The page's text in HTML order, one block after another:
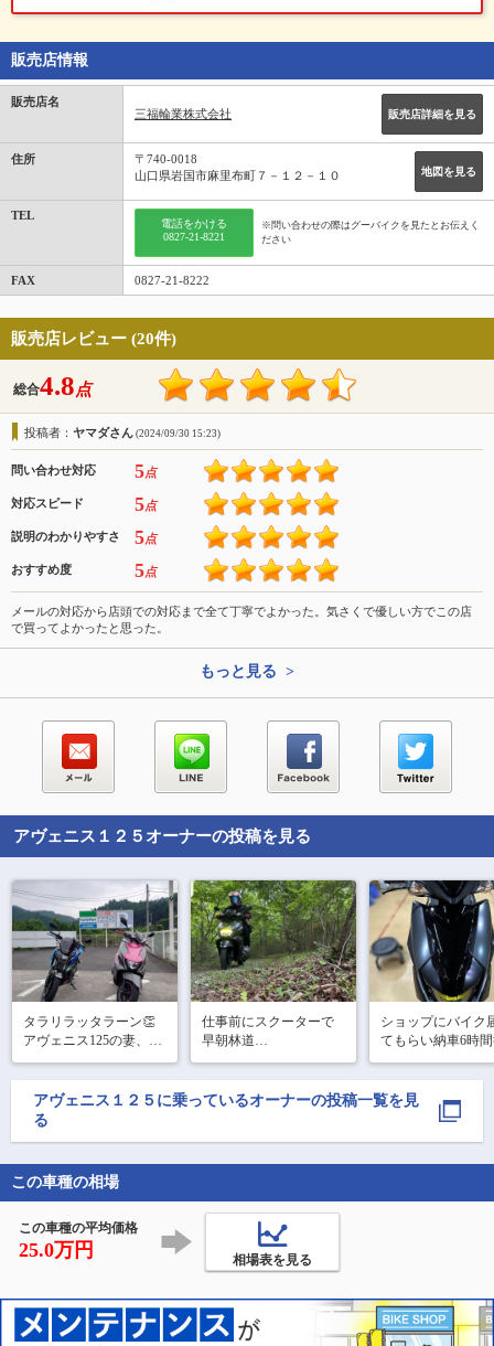
販売店情報
販売店名
三福輪業株式会社
販売店詳細を見る
住所
地図を見る
〒740-0018
山口県岩国市麻里布町７－１２－１０
TEL
電話をかける
0827-21-8221
※問い合わせの際はグーバイクを見たとお伝えく
ださい
FAX 0827-21-8222
販売店レビュー (20件)
総合4.8点
投稿者： ヤマダさん (2024/09/30 15:23)
問い合わせ対応 5点
対応スピード 5点
説明のわかりやすさ 5点
おすすめ度 5点
メールの対応から店頭での対応まで全て丁寧でよかった。気さくで優しい方でこの店
で買ってよかったと思った。
もっと見る >
アヴェニス１２５ オーナーの投稿を見る
タラリラッタラーン👏
アヴェニス125の妻、芦
ヶ久保道の駅デビュー
しました😂ほぼ初のワ
インディングだったの
で、先導する私が緊張
た。はぁ〜緊張疲れし
た😅
仕事前にスクーターで
早朝林道
自宅から1時間ほど走っ
ショップにバイク
てもらい納車6時
走行距離ゼロ。プ
クションフィルム
けました。
ノーマルのボディ
アヴェニス１２５ に乗っているオーナーの投稿一覧を見
る
この車種の相場
この車種の平均価格
25.0万円 相場表を見る